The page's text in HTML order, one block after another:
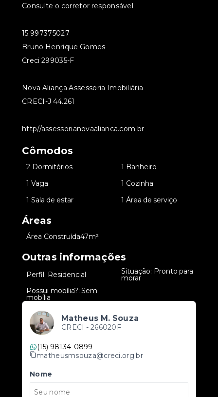
Consulte o corretor responsável
15 997375027
Bruno Henrique Gomes
Creci 299035-F
Nova Aliança Assessoria Imobiliária
CRECI-J 44.261
http//assessorianovaalianca.com.br
Cômodos
2 Dormitórios
1 Banheiro
1 Vaga
1 Cozinha
1 Sala de estar 1 Área de serviço
Áreas
Área Construída47m²
Outras informações
Perfil: Residencial Situação: Pronto para
morar
Possui mobília?: Sem
mobília
Matheus M. Souza
CRECI - 266020F
(15) 98134-0899
matheusmsouza@creci.org.br
Nome